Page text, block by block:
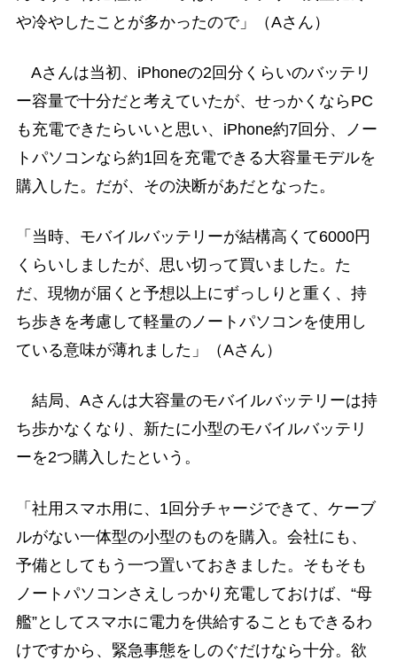
や冷やしたことが多かったので」（Aさん）
Aさんは当初、iPhoneの2回分くらいのバッテリ
ー容量で十分だと考えていたが、せっかくならPC
も充電できたらいいと思い、iPhone約7回分、ノー
トパソコンなら約1回を充電できる大容量モデルを
購入した。だが、その決断があだとなった。
「当時、モバイルバッテリーが結構高くて6000円
くらいしましたが、思い切って買いました。た
だ、現物が届くと予想以上にずっしりと重く、持
ち歩きを考慮して軽量のノートパソコンを使用し
ている意味が薄れました」（Aさん）
結局、Aさんは大容量のモバイルバッテリーは持
ち歩かなくなり、新たに小型のモバイルバッテリ
ーを2つ購入したという。
「社用スマホ用に、1回分チャージできて、ケーブ
ルがない一体型の小型のものを購入。会社にも、
予備としてもう一つ置いておきました。そもそも
ノートパソコンさえしっかり充電しておけば、“母
艦”としてスマホに電力を供給することもできるわ
けですから、緊急事態をしのぐだけなら十分。欲